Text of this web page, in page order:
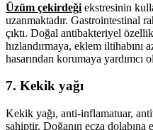
Üzüm çekirdeği ekstresinin
uzanmaktadır. Gastrointestinal
çıktı. Doğal antibakteriyel
hızlandırmaya, eklem
hasarından korumaya yardımcı
7. Kekik yağı
Kekik yağı, anti-inflamatuar,
sahiptir. Doğanın ecza dolabına